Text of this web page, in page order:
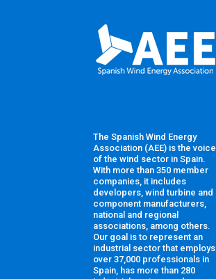
The Spanish Wind Energy
Association (AEE) is the voice
of the wind sector in Spain.
With more than 350 member
companies, it includes
developers, wind turbine and
component manufacturers,
national and regional
associations, among others.
Our goal is to represent an
industrial sector that employs
over 37,000 professionals in
Spain, has more than 280